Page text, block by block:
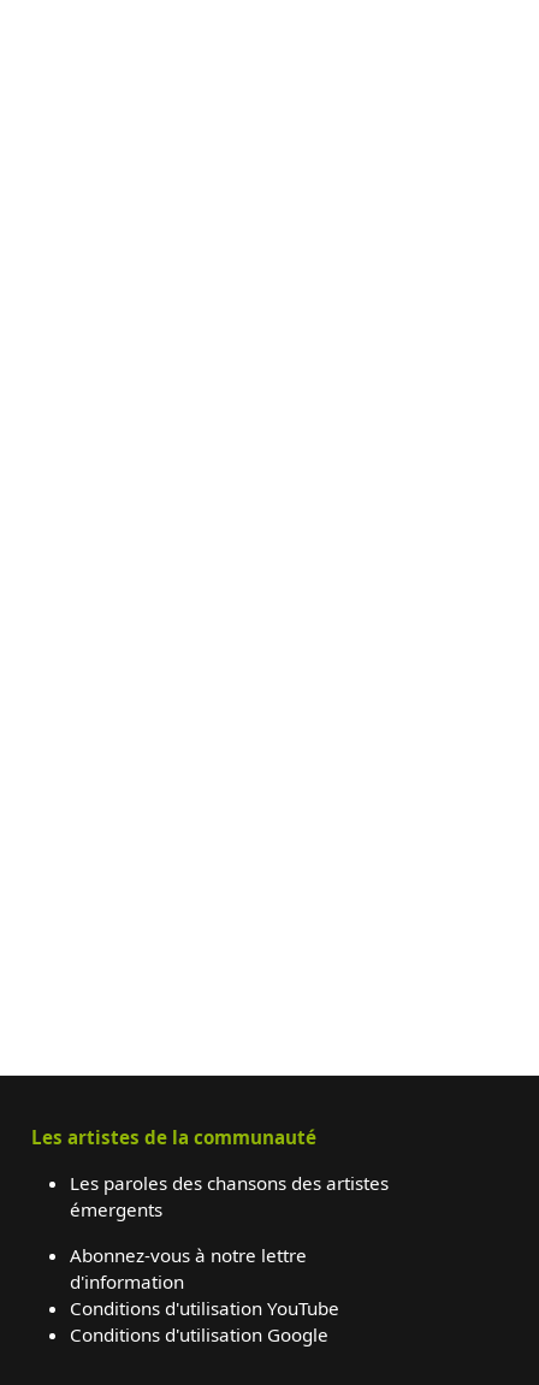
Les artistes de la communauté
Les paroles des chansons des artistes
émergents
Abonnez-vous à notre lettre
d'information
Conditions d'utilisation YouTube
Conditions d'utilisation Google